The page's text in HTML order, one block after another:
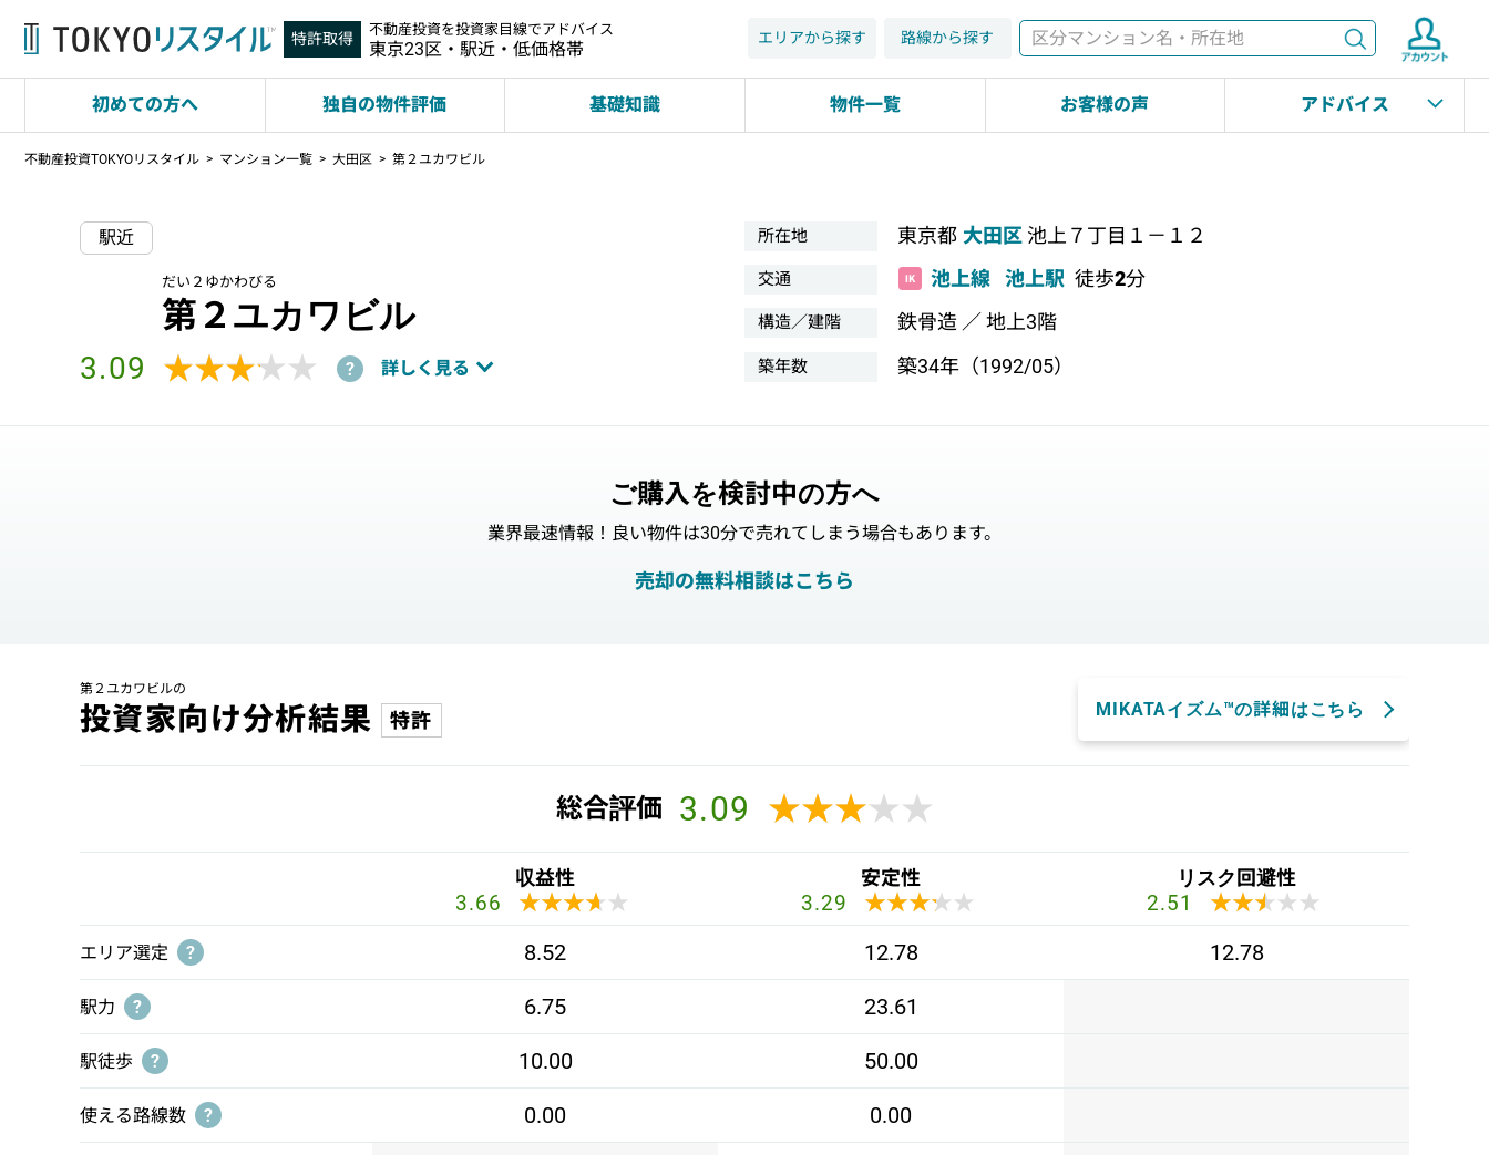
特許取得 不動産投資を投資家目線でアドバイス
東京23区・駅近・低価格帯
検索
エリアから探す 路線から探す
初めての方へ 独自の物件評価 基礎知識 物件一覧 お客様の声 アドバイス
不動産投資TOKYOリスタイル マンション一覧 大田区 第２ユカワビル
駅近
だい２ゆかわびる
第２ユカワビル
3.09 ★★★★★
★★★★★ ? 詳しく見る
所在地 東京都 大田区 池上７丁目１－１２
交通 池上線 池上駅 徒歩2分
構造／建階 鉄骨造 ／ 地上3階
築年数 築34年（1992/05）
ご購入を検討中の方へ
業界最速情報！良い物件は30分で売れてしまう場合もあります。
売却の無料相談はこちら
第２ユカワビルの
投資家向け分析結果 特許 MIKATAイズム™の詳細はこちら
総合評価 3.09 ★★★★★
★★★★★
収益性
3.66 ★★★★★
★★★★★
安定性
3.29 ★★★★★
★★★★★
リスク回避性
2.51 ★★★★★
★★★★★
エリア選定 ? 8.52 12.78 12.78
駅力 ? 6.75 23.61
駅徒歩 ? 10.00 50.00
使える路線数 ? 0.00 0.00